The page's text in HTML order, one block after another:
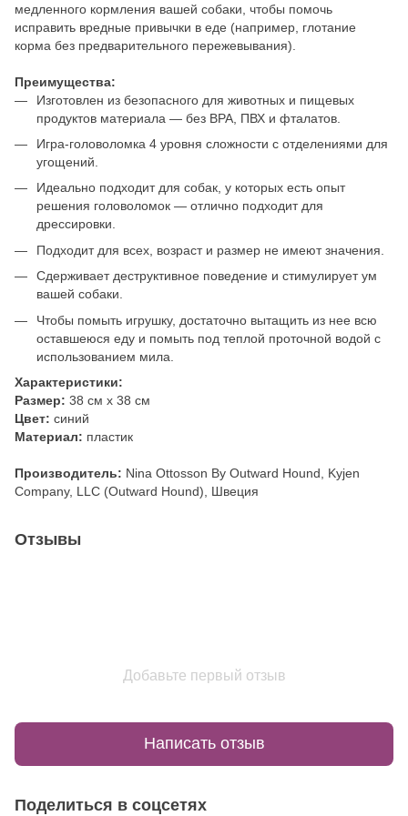
медленного кормления вашей собаки, чтобы помочь
исправить вредные привычки в еде (например, глотание
корма без предварительного пережевывания).
Преимущества:
Изготовлен из безопасного для животных и пищевых
продуктов материала — без BPA, ПВХ и фталатов.
Игра-головоломка 4 уровня сложности с отделениями для
угощений.
Идеально подходит для собак, у которых есть опыт
решения головоломок — отлично подходит для
дрессировки.
Подходит для всех, возраст и размер не имеют значения.
Сдерживает деструктивное поведение и стимулирует ум
вашей собаки.
Чтобы помыть игрушку, достаточно вытащить из нее всю
оставшеюся еду и помыть под теплой проточной водой с
использованием мила.
Характеристики:
Размер: 38 см х 38 см
Цвет: синий
Материал: пластик
Производитель: Nina Ottosson By Outward Hound, Kyjen
Company, LLC (Outward Hound), Швеция
Отзывы
Добавьте первый отзыв
Написать отзыв
Поделиться в соцсетях